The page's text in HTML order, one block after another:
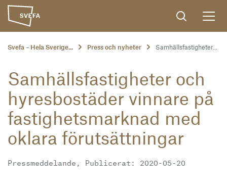
Svefa – Hela Sverige... Press och nyheter Samhällsfastigheter...
Samhällsfastigheter och
hyresbostäder vinnare på
fastighetsmarknad med
oklara förutsättningar
Pressmeddelande, Publicerat: 2020-05-20